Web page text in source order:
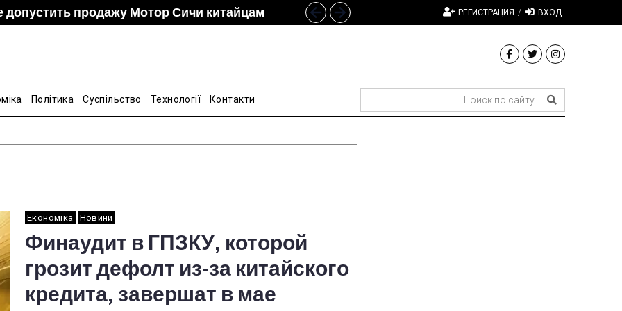
допустить продажу Мотор Сичи китайцам
украинско-китайской Подкомиссии по
и DCH Group подали новую заявку в АМКУ о
на стальные трубы из Китая РЕГИСТРАЦИЯ / ВХОД
Політика Суспільство Технології Контакти
Економіка Новини
Финаудит в ГПЗКУ, которой
грозит дефолт из-за китайского
кредита, завершат в мае